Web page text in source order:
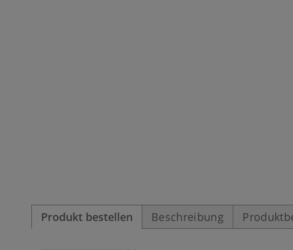
Produkt bestellen Beschreibung